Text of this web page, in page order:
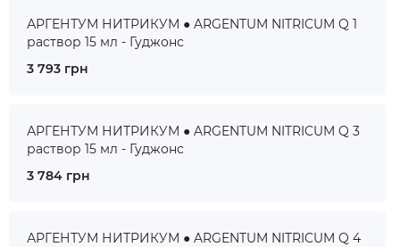
АРГЕНТУМ НИТРИКУМ ● ARGENTUM NITRICUM Q 1
раствор 15 мл - Гуджонс
3 793 грн
АРГЕНТУМ НИТРИКУМ ● ARGENTUM NITRICUM Q 3
раствор 15 мл - Гуджонс
3 784 грн
АРГЕНТУМ НИТРИКУМ ● ARGENTUM NITRICUM Q 4